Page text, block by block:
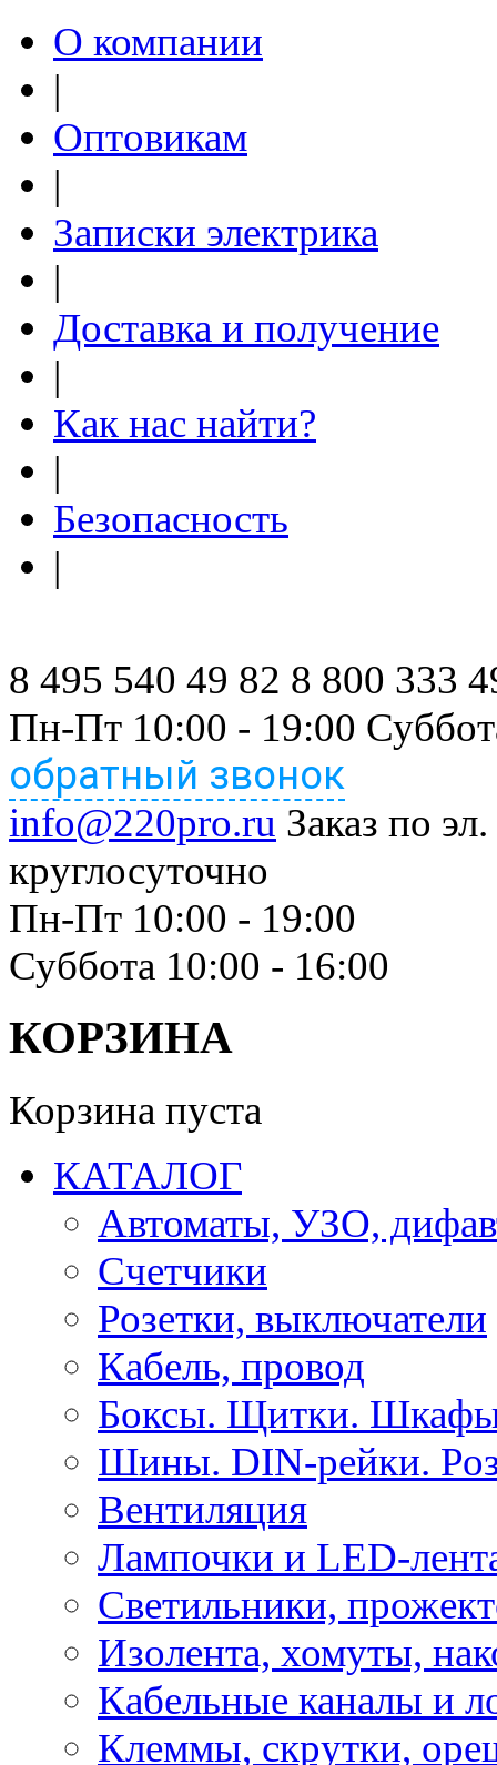
О компании
|
Оптовикам
|
Записки электрика
|
Доставка и получение
|
Как нас найти?
|
Безопасность
|
8 495 540 49 82 8 800 333
Пн-Пт 10:00 - 19:00
обратный звонок
info@220pro.ru Заказ по
круглосуточно
Пн-Пт 10:00 - 19:00
Суббота 10:00 - 16:00
КОРЗИНА
Корзина пуста
КАТАЛОГ
Автоматы, УЗО,
Счетчики
Розетки, выключатели
Кабель, провод
Боксы. Щитки.
Шины. DIN-рейки.
Вентиляция
Лампочки и LED-
Светильники,
Изолента, хомуты,
Кабельные каналы и
Клеммы, скрутки,